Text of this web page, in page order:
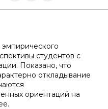
эмпирического
студентов с
Показано, что
откладывание
ориентаций на